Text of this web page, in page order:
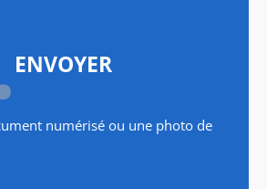
ENVOYER
numérisé ou une photo de